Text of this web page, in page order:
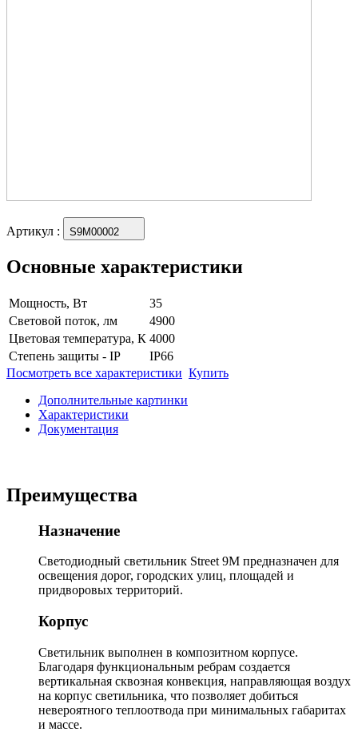
Артикул : S9M00002
Основные характеристики
Мощность, Вт
35
Световой поток, лм
4900
Цветовая температура, К 4000
Степень защиты - IP
IP66
Посмотреть все характеристики Купить
Дополнительные картинки
Характеристики
Документация
Преимущества
Назначение
Светодиодный светильник Street 9M предназначен для
освещения дорог, городских улиц, площадей и
придворовых территорий.
Корпус
Светильник выполнен в композитном корпусе.
Благодаря функциональным ребрам создается
вертикальная сквозная конвекция, направляющая воздух
на корпус светильника, что позволяет добиться
невероятного теплоотвода при минимальных габаритах
и массе.